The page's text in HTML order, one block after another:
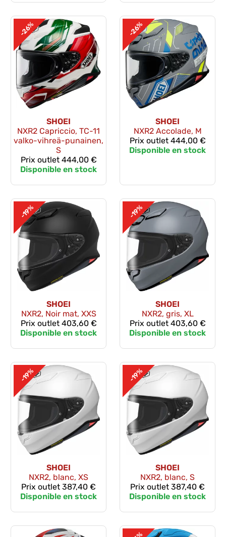
-26%
SHOEI
NXR2 Capriccio, TC-11
valko-vihreä-punainen,
S
Prix outlet444,00 €
Disponible en stock
-26%
SHOEI
NXR2 Accolade, M
Prix outlet444,00 €
Disponible en stock
-19%
SHOEI
NXR2, Noir mat, XXS
Prix outlet403,60 €
Disponible en stock
-19%
SHOEI
NXR2, gris, XL
Prix outlet403,60 €
Disponible en stock
-19%
SHOEI
NXR2, blanc, XS
Prix outlet 387,40 €
Disponible en stock
-19%
SHOEI
NXR2, blanc, S
Prix outlet 387,40 €
Disponible en stock